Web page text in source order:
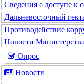
Сведения о доступе к
Дальневосточный
Противодействие
Новости
Опрос
Новости